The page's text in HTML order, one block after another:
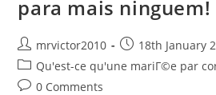
para mais ninguem!
Post
author:
mrvictor2010
Post
published:
18th January
Post
category:
Qu'est-ce qu'une mariГ©e par
Post0 Comments